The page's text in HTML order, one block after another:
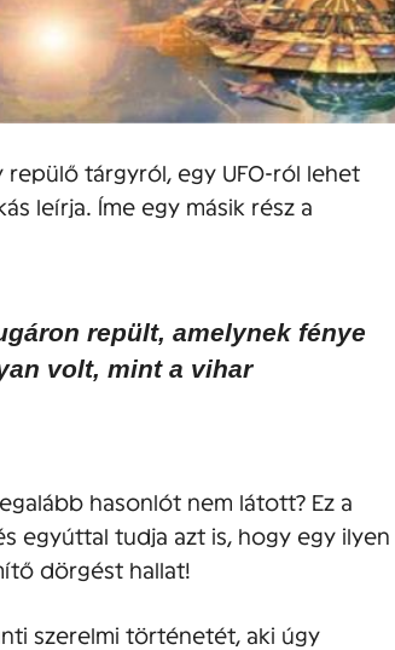
tárgyról, egy UFO-ról lehet
leírja. Íme egy másik rész a
repült, amelynek fénye
volt, mint a vihar
hasonlót nem látott? Ez a
egyúttal tudja azt is, hogy egy ilyen
dörgést hallat!
szerelmi történetét, aki úgy